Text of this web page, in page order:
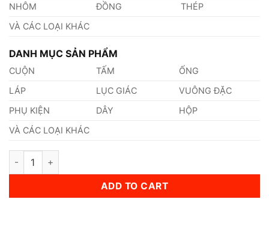
NHÔM
ĐỒNG
THÉP
VÀ CÁC LOẠI KHÁC
DANH MỤC SẢN PHẨM
CUỘN TẤM
ỐNG
LÁP
LỤC GIÁC
VUÔNG ĐẶC
PHỤ KIỆN
DÂY
HỘP
VÀ CÁC LOẠI KHÁC
Láp Inox 431 Phi 20mm quantity
ADD TO CART